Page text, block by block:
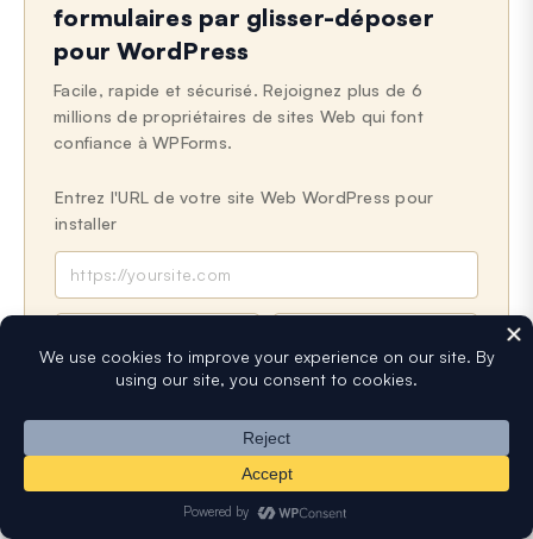
formulaires par glisser-déposer
pour WordPress
Facile, rapide et sécurisé. Rejoignez plus de 6
millions de propriétaires de sites Web qui font
confiance à WPForms.
Entrez l'URL de votre site Web WordPress pour
installer
o
-
m
l
Obtenez WPForms Lite maintenant
(gratuit)